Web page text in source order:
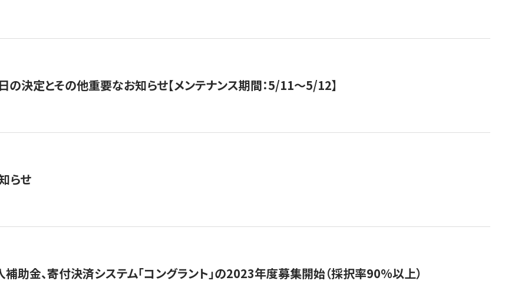
の決定とその他重要なお知らせ【メンテナンス期間：5/11～5/12】
らせ
助金、寄付決済システム「コングラント」の2023年度募集開始（採択率90%以上）